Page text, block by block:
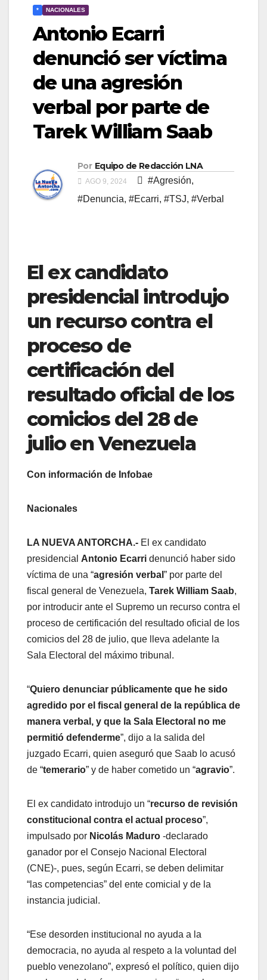
* NACIONALES
Antonio Ecarri
denunció ser víctima
de una agresión
verbal por parte de
Tarek William Saab
Por Equipo de Redacción LNA
AGO 9, 2024 #Agresión,
#Denuncia, #Ecarri, #TSJ, #Verbal
El ex candidato
presidencial introdujo
un recurso contra el
proceso de
certificación del
resultado oficial de los
comicios del 28 de
julio en Venezuela
Con información de Infobae
Nacionales
LA NUEVA ANTORCHA.- El ex candidato
presidencial Antonio Ecarri denunció haber sido
víctima de una “agresión verbal ” por parte del
fiscal general de Venezuela, Tarek William Saab,
por introducir ante el Supremo un recurso contra el
proceso de certificación del resultado oficial de los
comicios del 28 de julio, que lleva adelante la
Sala Electoral del máximo tribunal.
“Quiero denunciar públicamente que he sido
agredido por el fiscal general de la república de
manera verbal, y que la Sala Electoral no me
permitió defenderme”, dijo a la salida del
juzgado Ecarri, quien aseguró que Saab lo acusó
de “temerario” y de haber cometido un “agravio”.
El ex candidato introdujo un “recurso de revisión
constitucional contra el actual proceso”,
impulsado por Nicolás Maduro -declarado
ganador por el Consejo Nacional Electoral
(CNE)-, pues, según Ecarri, se deben delimitar
“las competencias” del ente comicial y de la
instancia judicial.
“Ese desorden institucional no ayuda a la
democracia, no ayuda al respeto a la voluntad del
pueblo venezolano”, expresó el político, quien dijo